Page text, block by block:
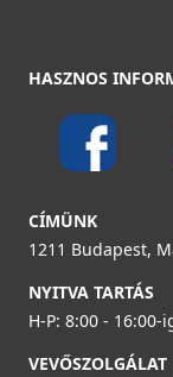
HASZNOS
CÍMÜNK
1211 Budapest,
NYITVA TARTÁS
H-P: 8:00 - 16:00-
VEVŐSZOLGÁLAT